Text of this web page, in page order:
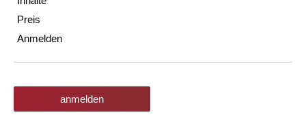
Preis
Anmelden
anmelden